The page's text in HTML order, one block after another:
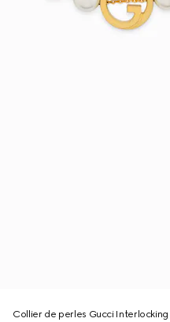
Collier de perles Gucci Interlocking